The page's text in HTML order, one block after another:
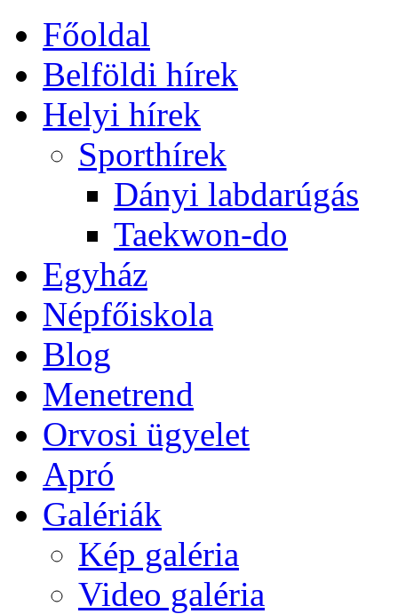
Főoldal
Belföldi hírek
Helyi hírek
Sporthírek
Dányi labdarúgás
Taekwon-do
Egyház
Népfőiskola
Blog
Menetrend
Orvosi ügyelet
Apró
Galériák
Kép galéria
Video galéria